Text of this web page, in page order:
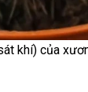
khí) của